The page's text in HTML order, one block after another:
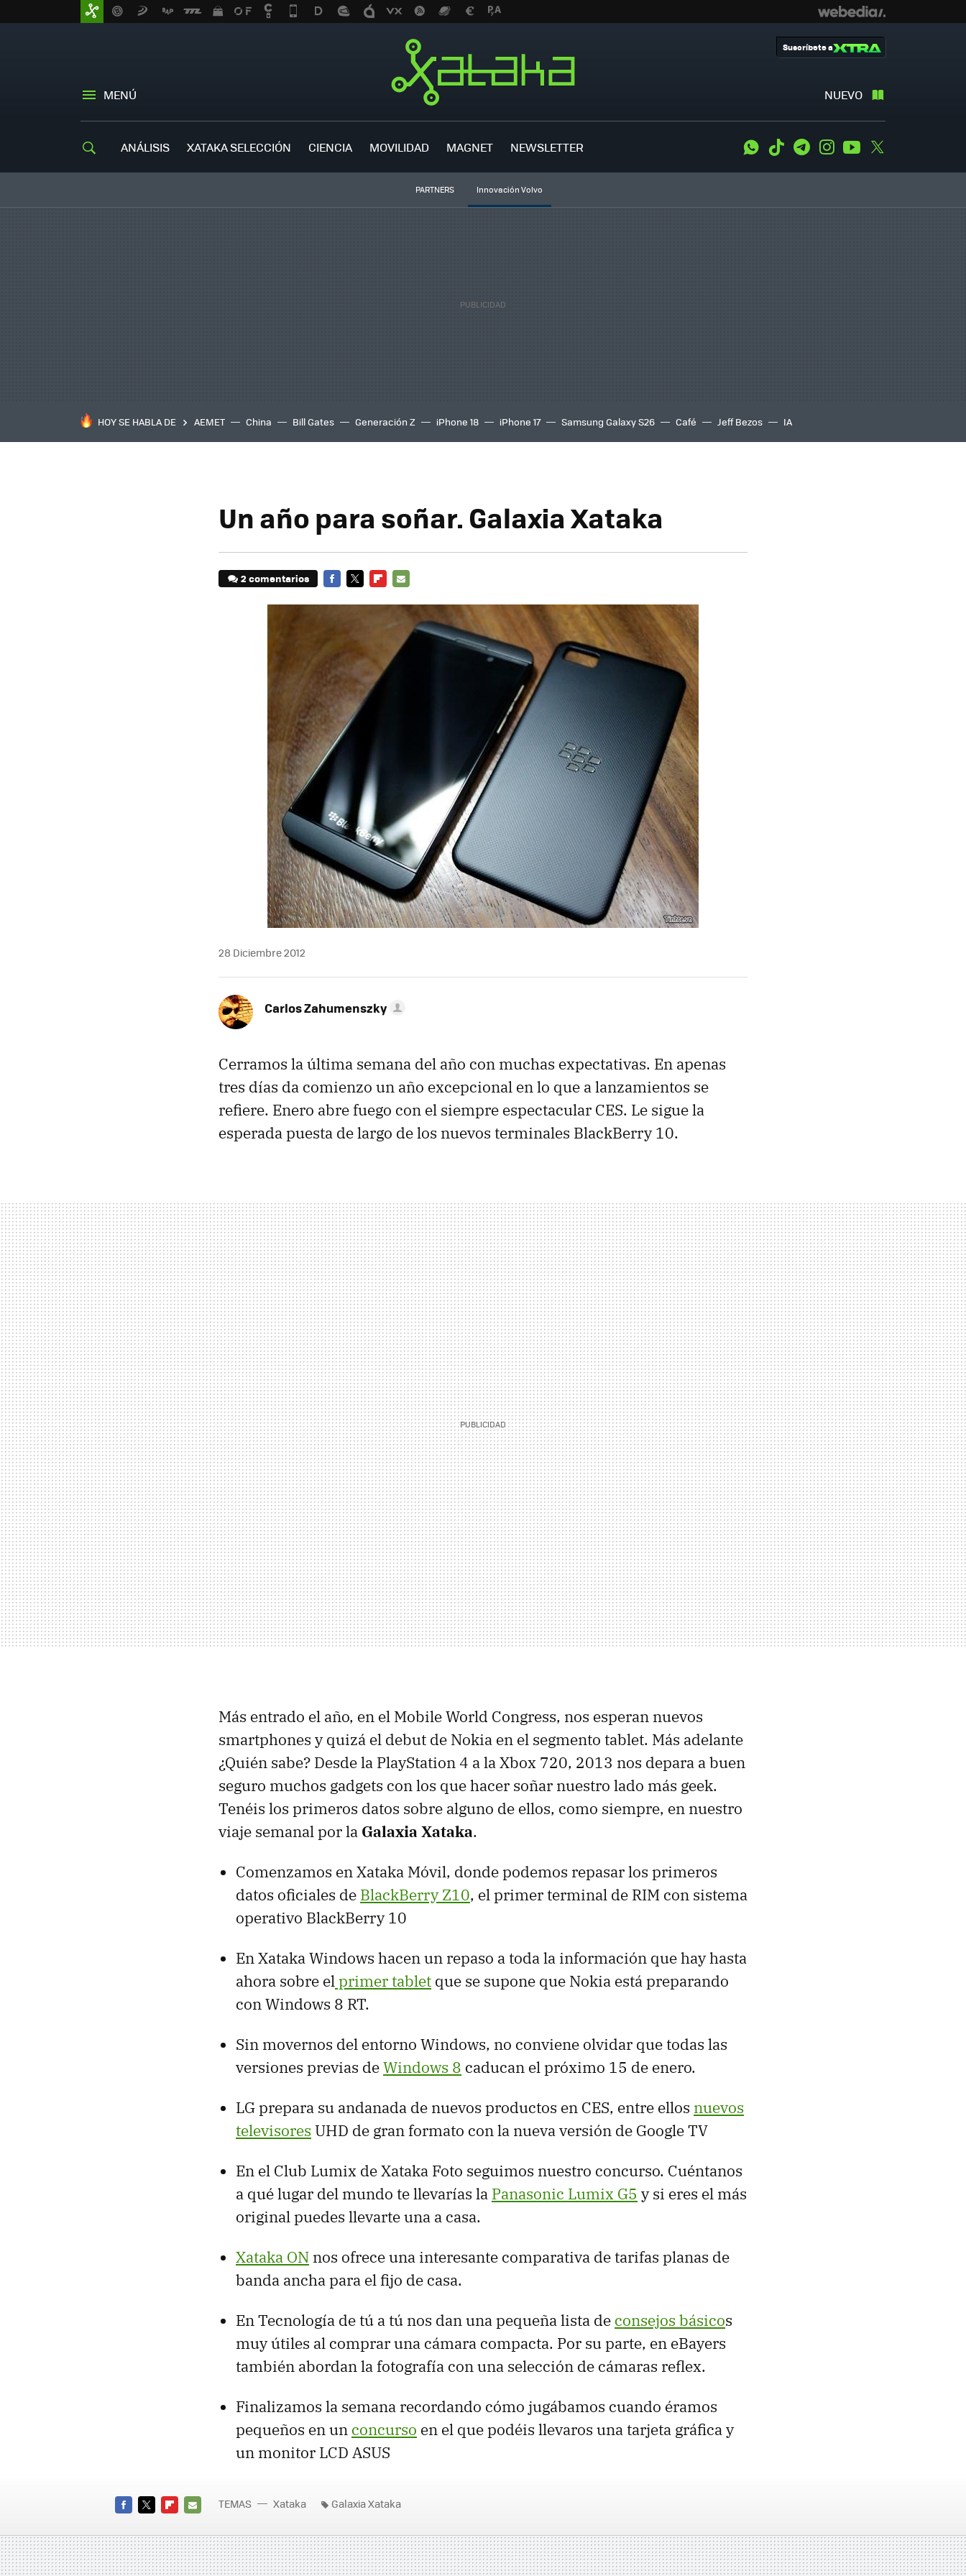
MENÚ NUEVO
Suscríbete a
ANÁLISIS XATAKA SELECCIÓN CIENCIA MOVILIDAD MAGNET NEWSLETTER WhatsApp
Tiktok TelegramInstagramYoutube
PARTNERS Innovación Volvo
HOY SE HABLA DE AEMET China Bill Gates Generación Z iPhone 18 iPhone 17 Samsung Galaxy S26 Café Jeff Bezos IA
Un año para soñar. Galaxia Xataka
2 comentarios
MAIL
28 Diciembre 2012
Carlos Zahumenszky
Cerramos la última semana del año con muchas expectativas. En apenas
tres días da comienzo un año excepcional en lo que a lanzamientos se
refiere. Enero abre fuego con el siempre espectacular CES. Le sigue la
esperada puesta de largo de los nuevos terminales BlackBerry 10.
Más entrado el año, en el Mobile World Congress, nos esperan nuevos
smartphones y quizá el debut de Nokia en el segmento tablet. Más adelante
¿Quién sabe? Desde la PlayStation 4 a la Xbox 720, 2013 nos depara a buen
seguro muchos gadgets con los que hacer soñar nuestro lado más geek.
Tenéis los primeros datos sobre alguno de ellos, como siempre, en nuestro
viaje semanal por la Galaxia Xataka.
Comenzamos en Xataka Móvil, donde podemos repasar los primeros
datos oficiales de BlackBerry Z10, el primer terminal de RIM con sistema
operativo BlackBerry 10
En Xataka Windows hacen un repaso a toda la información que hay hasta
ahora sobre elprimer tablet que se supone que Nokia está preparando
con Windows 8 RT.
Sin movernos del entorno Windows, no conviene olvidar que todas las
versiones previas deWindows 8 caducan el próximo 15 de enero.
LG prepara su andanada de nuevos productos en CES, entre ellos nuevos
televisores UHD de gran formato con la nueva versión de Google TV
En el Club Lumix de Xataka Foto seguimos nuestro concurso. Cuéntanos
a qué lugar del mundo te llevarías la Panasonic Lumix G5 y si eres el más
original puedes llevarte una a casa.
Xataka ON nos ofrece una interesante comparativa de tarifas planas de
banda ancha para el fijo de casa.
En Tecnología de tú a tú nos dan una pequeña lista de consejos básicos
muy útiles al comprar una cámara compacta. Por su parte, en eBayers
también abordan la fotografía con una selección de cámaras reflex.
Finalizamos la semana recordando cómo jugábamos cuando éramos
pequeños en un concurso en el que podéis llevaros una tarjeta gráfica y
un monitor LCD ASUS
MAIL
TEMAS Xataka Galaxia Xataka